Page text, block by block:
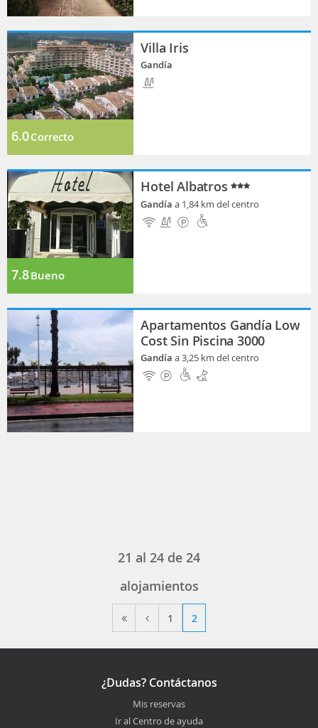
6.0Correcto
Villa Iris
Gandía
7.8Bueno
Hotel Albatros
Gandíaa 1,84 km del centro
Apartamentos Gandía Low
Cost Sin Piscina 3000
Gandíaa 3,25 km del centro
21 al 24 de 24
alojamientos
1 2
¿Dudas? Contáctanos
Mis reservas
Ir al Centro de ayuda